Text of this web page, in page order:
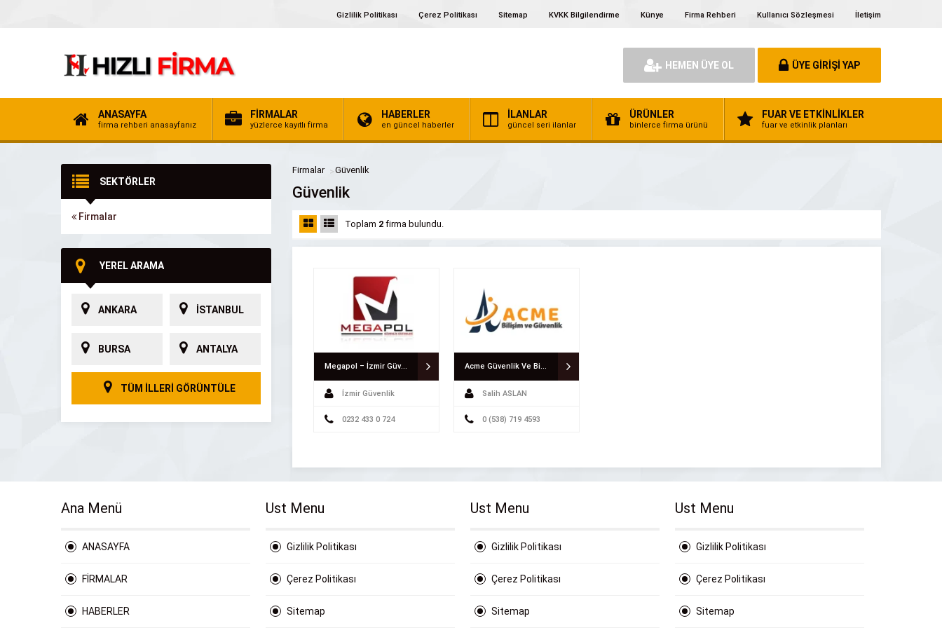
Gizlilik Politikası Çerez Politikası Sitemap KVKK Bilgilendirme Künye Firma Rehberi Kullanıcı Sözleşmesi İletişim
HEMEN ÜYE OL ÜYE GİRİŞİ YAP
ANASAYFA
firma rehberi anasayfanız
FİRMALAR
yüzlerce kayıtlı firma
HABERLER
en güncel haberler
İLANLAR
güncel seri ilanlar
ÜRÜNLER
binlerce firma ürünü
FUAR VE ETKİNLİKLER
fuar ve etkinlik planları
SEKTÖRLER
Firmalar
YEREL ARAMA
ANKARA İSTANBUL
BURSA ANTALYA
TÜM İLLERİ GÖRÜNTÜLE
Firmalar Güvenlik
Güvenlik
Toplam 2 firma bulundu.
Megapol – İzmir Güvenlik Sistemleri
İzmir Güvenlik
Sistemleri0232 433 0 724
Acme Güvenlik Ve Bilişim Sistemleri
Salih ASLAN
0 (538) 719 4593
Ana Menü
ANASAYFA
FİRMALAR
HABERLER
Ust Menu
Gizlilik Politikası
Çerez Politikası
Sitemap
Ust Menu
Gizlilik Politikası
Çerez Politikası
Sitemap
Ust Menu
Gizlilik Politikası
Çerez Politikası
Sitemap